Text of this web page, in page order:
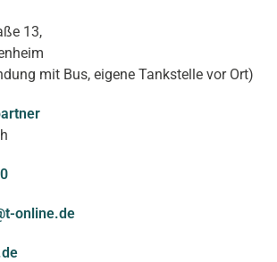
13,
mit Bus, eigene Tankstelle vor Ort)
online.de